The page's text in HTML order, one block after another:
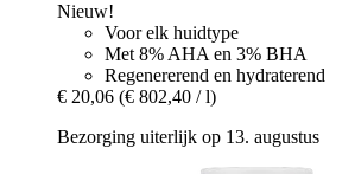
Nieuw!
Voor elk huidtype
Met 8% AHA en 3% BHA
Regenererend en hydraterend
€ 20,06 (€ 802,40 / l)
Bezorging uiterlijk op 13. augustus